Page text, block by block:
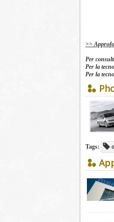
>>
Per
Per la
Per la
Tags: